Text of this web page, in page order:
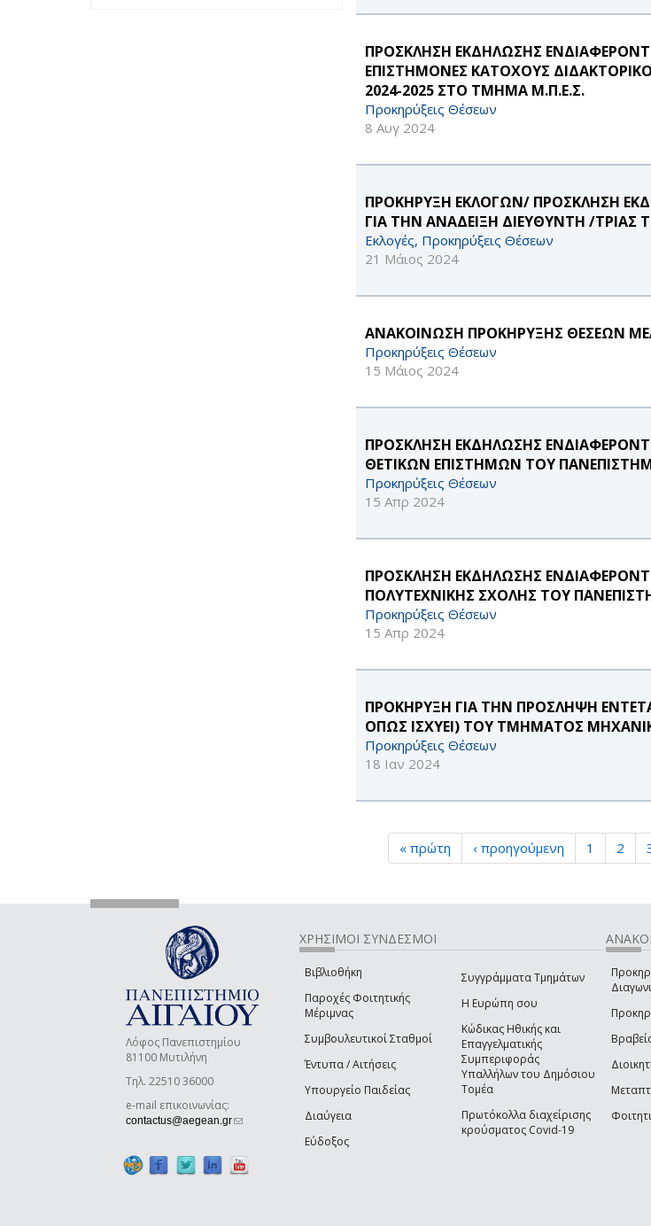
ΠΡΟΣΚΛΗΣΗ ΕΚΔΗΛΩΣΗΣ
ΕΠΙΣΤΗΜΟΝΕΣ ΚΑΤΟΧΟΥΣ
2024-2025 ΣΤΟ ΤΜΗΜΑ Μ.Π.Ε.Σ.
Προκηρύξεις Θέσεων
8 Αυγ 2024
ΠΡΟΚΗΡΥΞΗ ΕΚΛΟΓΩΝ/ ΠΡΟΣΚΛΗΣΗ
ΓΙΑ ΤΗΝ ΑΝΑΔΕΙΞΗ ΔΙΕΥΘΥΝΤΗ /
Εκλογές, Προκηρύξεις Θέσεων
21 Μάιος 2024
ΑΝΑΚΟΙΝΩΣΗ ΠΡΟΚΗΡΥΞΗΣ ΘΕΣΕΩΝ
Προκηρύξεις Θέσεων
15 Μάιος 2024
ΠΡΟΣΚΛΗΣΗ ΕΚΔΗΛΩΣΗΣ
ΘΕΤΙΚΩΝ ΕΠΙΣΤΗΜΩΝ ΤΟΥ
Προκηρύξεις Θέσεων
15 Απρ 2024
ΠΡΟΣΚΛΗΣΗ ΕΚΔΗΛΩΣΗΣ
ΠΟΛΥΤΕΧΝΙΚΗΣ ΣΧΟΛΗΣ ΤΟΥ
Προκηρύξεις Θέσεων
15 Απρ 2024
ΠΡΟΚΗΡΥΞΗ ΓΙΑ ΤΗΝ ΠΡΟΣΛΗΨΗ
ΟΠΩΣ ΙΣΧΥΕΙ) ΤΟΥ ΤΜΗΜΑΤΟΣ
Προκηρύξεις Θέσεων
18 Ιαν 2024
« πρώτη ‹ προηγούμενη 1 2
Λόφος Πανεπιστημίου
81100 Μυτιλήνη
Τηλ. 22510 36000
e-mail επικοινωνίας:
contactus@aegean.gr(link sends e-mail)
ΧΡΗΣΙΜΟΙ ΣΥΝΔΕΣΜΟΙ
Βιβλιοθήκη
Παροχές Φοιτητικής
Μέριμνας
Συμβουλευτικοί Σταθμοί
Έντυπα / Αιτήσεις
Υπουργείο Παιδείας
Διαύγεια
Εύδοξος
Συγγράμματα Τμημάτων
Η Ευρώπη σου
Κώδικας Ηθικής και
Επαγγελματικής
Συμπεριφοράς
Υπαλλήλων του Δημόσιου
Τομέα
Πρωτόκολλα διαχείρισης
κρούσματος Covid-19